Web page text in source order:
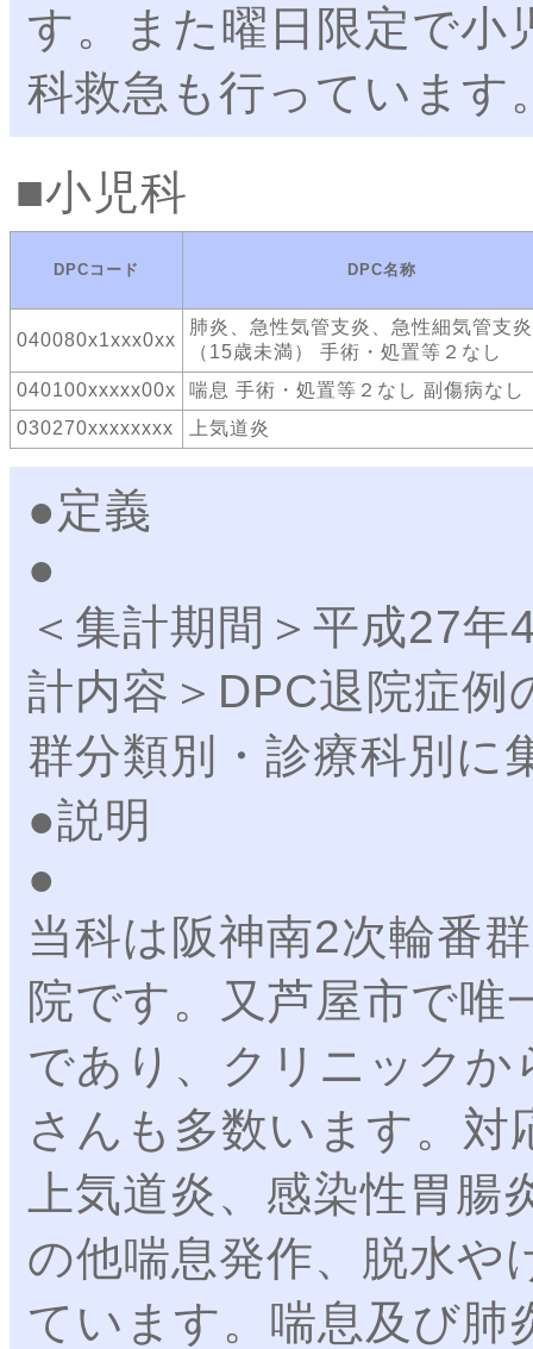
す。また曜日限定で小
科救急も行っています
小児科
DPCコード DPC名称
040080x1xxx0xx
肺炎、急性気管支炎、急性細気管支炎
（15歳未満） 手術・処置等２なし
040100xxxxx00x
喘息 手術・処置等２なし 副傷病なし
030270xxxxxxxx
上気道炎
●定義
＜集計期間＞平成27
計内容＞DPC退院症
群分類別・診療科別に
●説明
当科は阪神南2次輪番
院です。又芦屋市で唯
であり、クリニック
さんも多数います。
上気道炎、感染性胃
の他喘息発作、脱水や
ています。喘息及び肺